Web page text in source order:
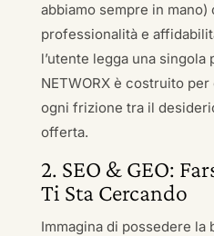
abbiamo sempre in mano)
professionalità e
l’utente legga una singola
NETWORX è costruito
ogni frizione tra il
offerta.
2. SEO & GEO:
Ti Sta Cercando
Immagina di possedere la